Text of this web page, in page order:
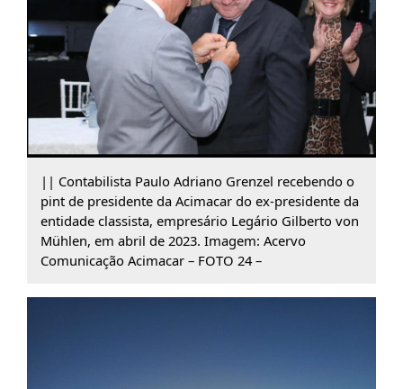
|| Contabilista Paulo Adriano Grenzel recebendo o
pint de presidente da Acimacar do ex-presidente da
entidade classista, empresário Legário Gilberto von
Mühlen, em abril de 2023. Imagem: Acervo
Comunicação Acimacar – FOTO 24 –